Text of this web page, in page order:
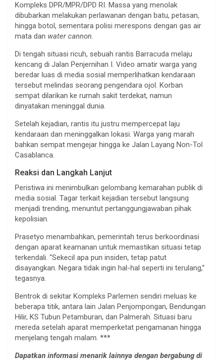
Kompleks DPR/MPR/DPD RI. Massa yang menolak
dibubarkan melakukan perlawanan dengan batu, petasan,
hingga botol, sementara polisi merespons dengan gas air
mata dan water cannon.
Di tengah situasi ricuh, sebuah rantis Barracuda melaju
kencang di Jalan Penjernihan I. Video amatir warga yang
beredar luas di media sosial memperlihatkan kendaraan
tersebut melindas seorang pengendara ojol. Korban
sempat dilarikan ke rumah sakit terdekat, namun
dinyatakan meninggal dunia.
Setelah kejadian, rantis itu justru mempercepat laju
kendaraan dan meninggalkan lokasi. Warga yang marah
bahkan sempat mengejar hingga ke Jalan Layang Non-Tol
Casablanca.
Reaksi dan Langkah Lanjut
Peristiwa ini menimbulkan gelombang kemarahan publik di
media sosial. Tagar terkait kejadian tersebut langsung
menjadi trending, menuntut pertanggungjawaban pihak
kepolisian.
Prasetyo menambahkan, pemerintah terus berkoordinasi
dengan aparat keamanan untuk memastikan situasi tetap
terkendali. “Sekecil apa pun insiden, tetap patut
disayangkan. Negara tidak ingin hal-hal seperti ini terulang,”
tegasnya.
Bentrok di sekitar Kompleks Parlemen sendiri meluas ke
beberapa titik, antara lain Jalan Penjompongan, Bendungan
Hilir, KS Tubun Petamburan, dan Palmerah. Situasi baru
mereda setelah aparat memperketat pengamanan hingga
menjelang tengah malam. ***
Dapatkan informasi menarik lainnya dengan bergabung di